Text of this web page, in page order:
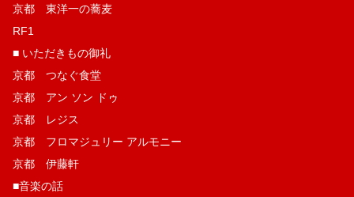
京都 東洋一の蕎麦
RF1
■ いただきもの御礼
京都 つなぐ食堂
京都 アン ソン ドゥ
京都 レジス
京都 フロマジュリー アルモニー
京都 伊藤軒
■音楽の話